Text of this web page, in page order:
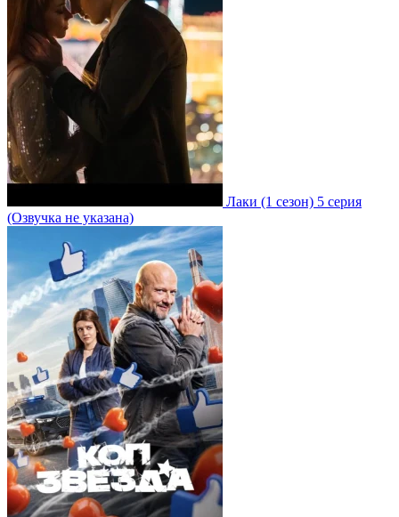
Лаки (1 сезон) 5 серия
(Озвучка не указана)